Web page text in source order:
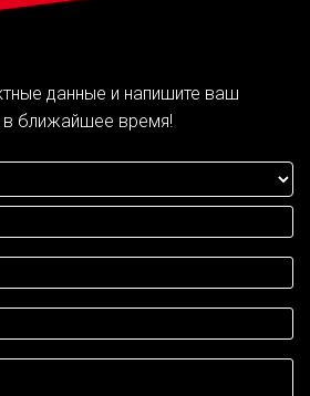
данные и напишите ваш
ближайшее время!